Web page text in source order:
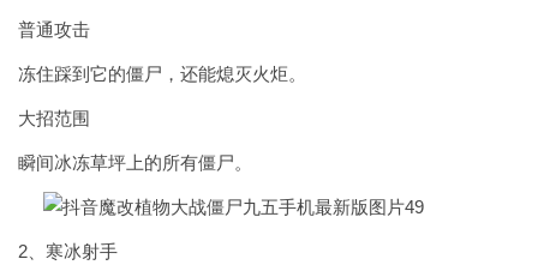
普通攻击
冻住踩到它的僵尸，还能熄灭火炬。
大招范围
瞬间冰冻草坪上的所有僵尸。
2、寒冰射手